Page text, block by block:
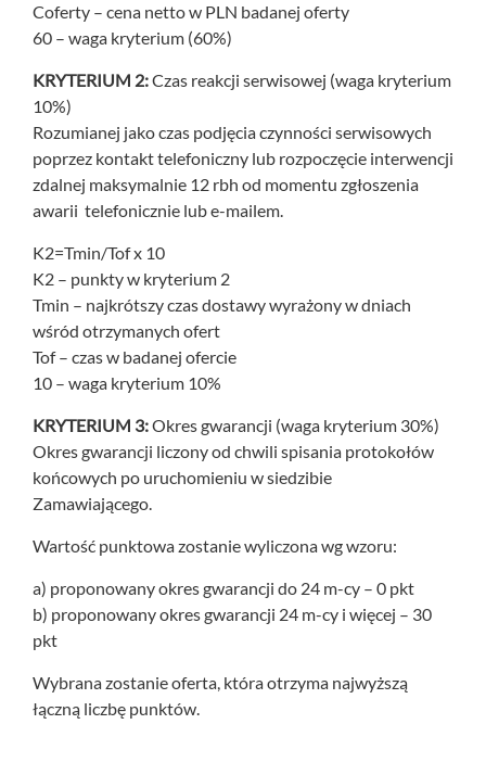
Coferty – cena netto w PLN badanej oferty
60 – waga kryterium (60%)
KRYTERIUM 2:Czas reakcji serwisowej (waga kryterium
10%)
Rozumianej jako czas podjęcia czynności serwisowych
poprzez kontakt telefoniczny lub rozpoczęcie interwencji
zdalnej maksymalnie 12 rbh od momentu zgłoszenia
awarii telefonicznie lub e-mailem.
K2=Tmin/Tof x 10
K2 – punkty w kryterium 2
Tmin – najkrótszy czas dostawy wyrażony w dniach
wśród otrzymanych ofert
Tof – czas w badanej ofercie
10 – waga kryterium 10%
KRYTERIUM 3:Okres gwarancji (waga kryterium 30%)
Okres gwarancji liczony od chwili spisania protokołów
końcowych po uruchomieniu w siedzibie
Zamawiającego.
Wartość punktowa zostanie wyliczona wg wzoru:
a) proponowany okres gwarancji do 24 m-cy – 0 pkt
b) proponowany okres gwarancji 24 m-cy i więcej – 30
pkt
Wybrana zostanie oferta, która otrzyma najwyższą
łączną liczbę punktów.